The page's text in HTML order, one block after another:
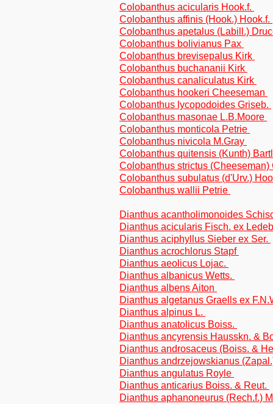
Colobanthus acicularis Hook.f.
Colobanthus affinis (Hook.) Hook.f.
Colobanthus apetalus (Labill.)
Colobanthus bolivianus Pax
Colobanthus brevisepalus Kirk
Colobanthus buchananii Kirk
Colobanthus canaliculatus Kirk
Colobanthus hookeri Cheeseman
Colobanthus lycopodoides Griseb.
Colobanthus masonae L.B.Moore
Colobanthus monticola Petrie
Colobanthus nivicola M.Gray
Colobanthus quitensis (Kunth)
Colobanthus strictus
Colobanthus subulatus (d'Urv.)
Colobanthus wallii Petrie
Dianthus acantholimonoides
Dianthus acicularis Fisch. ex
Dianthus aciphyllus Sieber ex Ser.
Dianthus acrochlorus Stapf
Dianthus aeolicus Lojac.
Dianthus albanicus Wetts.
Dianthus albens Aiton
Dianthus algetanus Graells ex
Dianthus alpinus L.
Dianthus anatolicus Boiss.
Dianthus ancyrensis Hausskn. &
Dianthus androsaceus (Boiss. &
Dianthus andrzejowskianus
Dianthus angulatus Royle
Dianthus anticarius Boiss. & Reut.
Dianthus aphanoneurus (Rech.f.)